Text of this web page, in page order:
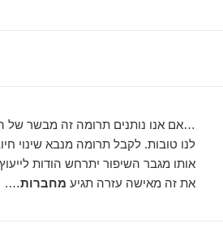
…אם אנו נותנים תרומה זה מבשר של
לנו טובות. לקבל תרומה מנבא שינוי
אותו מגבר השיפור יתרחש הודות
את זה מאישה עזרה תגיע מחברות….